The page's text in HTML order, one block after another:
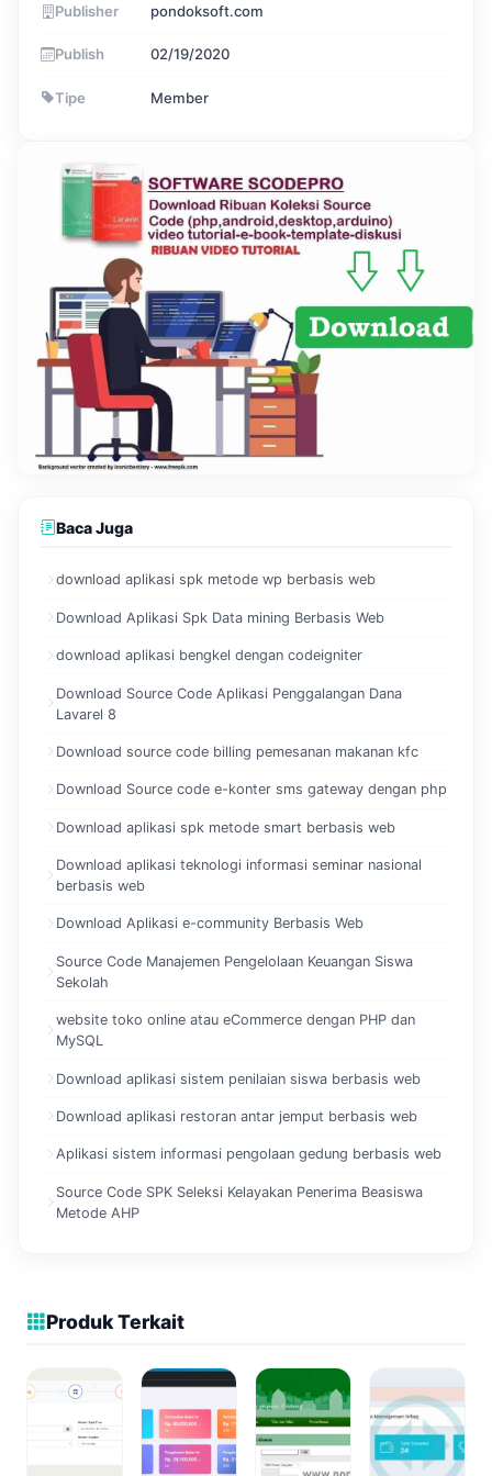
Publisher pondoksoft.com
Publish 02/19/2020
Tipe Member
Baca Juga
download aplikasi spk metode wp berbasis web
Download Aplikasi Spk Data mining Berbasis Web
download aplikasi bengkel dengan codeigniter
Download Source Code Aplikasi Penggalangan Dana
Lavarel 8
Download source code billing pemesanan makanan kfc
Download Source code e-konter sms gateway dengan php
Download aplikasi spk metode smart berbasis web
Download aplikasi teknologi informasi seminar nasional
berbasis web
Download Aplikasi e-community Berbasis Web
Source Code Manajemen Pengelolaan Keuangan Siswa
Sekolah
website toko online atau eCommerce dengan PHP dan
MySQL
Download aplikasi sistem penilaian siswa berbasis web
Download aplikasi restoran antar jemput berbasis web
Aplikasi sistem informasi pengolaan gedung berbasis web
Source Code SPK Seleksi Kelayakan Penerima Beasiswa
Metode AHP
Produk Terkait